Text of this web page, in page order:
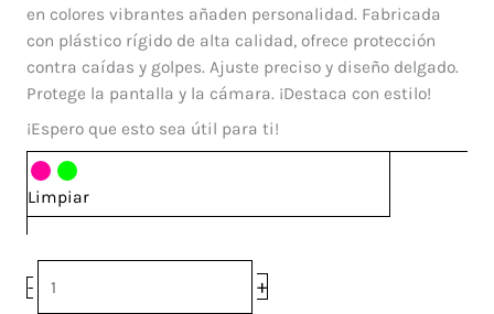
en colores vibrantes añaden personalidad. Fabricada
con plástico rígido de alta calidad, ofrece protección
contra caídas y golpes. Ajuste preciso y diseño delgado.
Protege la pantalla y la cámara. ¡Destaca con estilo!
¡Espero que esto sea útil para ti!
Limpiar
-
Max
cantidad
+